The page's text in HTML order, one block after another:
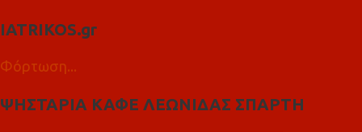
IATRIKOS.gr
Φόρτωση...
ΨΗΣΤΑΡΙΑ ΚΑΦΕ ΛΕΩΝΙΔΑΣ ΣΠΑΡΤΗ